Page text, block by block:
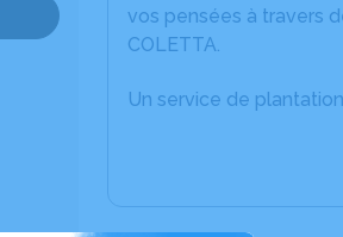
vos pensées à travers
COLETTA.
Un service de